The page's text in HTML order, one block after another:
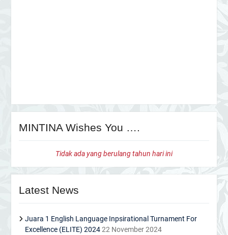
MINTINA Wishes You ….
Tidak ada yang berulang tahun hari ini
Latest News
Juara 1 English Language Inpsirational Turnament For
Excellence (ELITE) 2024 22 November 2024